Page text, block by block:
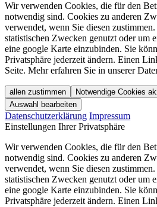
Wir verwenden Cookies, die für den
notwendig sind. Cookies zu anderen
verwendet, wenn Sie diesen
statistischen Zwecken genutzt oder um
eine google Karte einzubinden. Sie
Privatsphäre jederzeit ändern. Einen
Seite. Mehr erfahren Sie in unserer
allen zustimmen
Notwendige Cookies
Auswahl bearbeiten
Datenschutzerklärung Impressum
Einstellungen Ihrer Privatsphäre
Wir verwenden Cookies, die für den
notwendig sind. Cookies zu anderen
verwendet, wenn Sie diesen
statistischen Zwecken genutzt oder um
eine google Karte einzubinden. Sie
Privatsphäre jederzeit ändern. Einen